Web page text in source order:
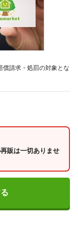
請求・処罰の対象とな
販は一切ありませ